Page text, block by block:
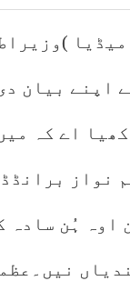
اپنے بیان
اے کہ
نواز
اوہ ہُن سادہ